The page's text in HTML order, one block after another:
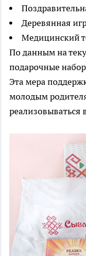
Деревянная
Медицинский
По данным на
подарочные
Эта мера
молодым
реализовываться